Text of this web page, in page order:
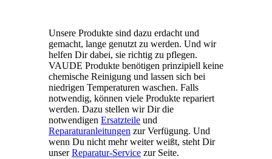
Unsere Produkte sind dazu erdacht und
gemacht, lange genutzt zu werden. Und wir
helfen Dir dabei, sie richtig zu pflegen.
VAUDE Produkte benötigen prinzipiell keine
chemische Reinigung und lassen sich bei
niedrigen Temperaturen waschen. Falls
notwendig, können viele Produkte repariert
werden. Dazu stellen wir Dir die
notwendigen Ersatzteile und
Reparaturanleitungen zur Verfügung. Und
wenn Du nicht mehr weiter weißt, steht Dir
unserReparatur-Service zur Seite.